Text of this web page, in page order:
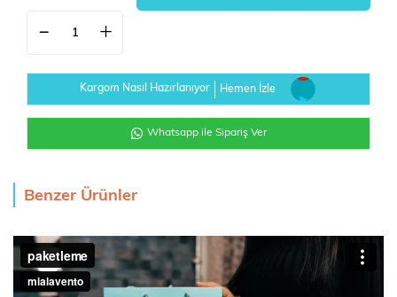
Kargom Nasıl Hazırlanıyor Hemen İzle
Whatsapp ile Sipariş Ver
Benzer Ürünler